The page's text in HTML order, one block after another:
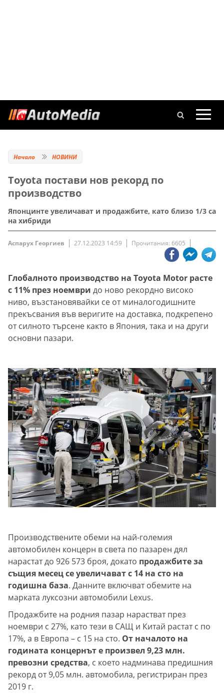
Начало НОВИНИ
Toyota постави нов рекорд по
производство
Японцинте увеличават и продажбите, като близо 1/3 са
на хибриди
Аспарух Георгиев 27.12.2023 14:59 Прочитания: 6605
Глобалното производство на Toyota Motor расте
с 11% през ноември до ново рекордно високо
ниво, възстановявайки се от миналогодишните
прекъсвания във веригите на доставка, подкрепено
от силното търсене както в Япония, така и на други
основни пазари.
Производствените обеми на най-големия
автомобилен концерн в света по пазарен дял
нарастат до 926 573 броя, докато продажбите за
същия месец се увеличават с 14 на сто на
годишна база. Данните включват обемите на
марката луксозни автомобили Lexus.
Продажбите на родния пазар нарастват през
ноември с 27%, като тези в САЩ и Китай растат с по
17%, а в Европа – с 15 на сто. От началото на
годината концернът е произвел 9,23 млн.
превозни средства, с което надминава предишния
рекорд от 9,05 млн. автомобила, регистриран през
2019 г.